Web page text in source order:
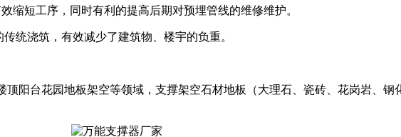
缩短工序，同时有利的提高后期对预埋管线的维修维护。
统浇筑，有效减少了建筑物、楼宇的负重。
阳台花园地板架空等领域，支撑架空石材地板（大理石、瓷砖、花岗岩、钢